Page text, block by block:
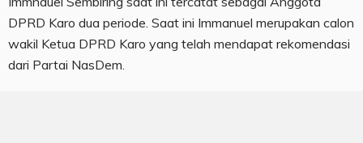
DPRD Karo dua periode. Saat ini Immanuel merupakan calon
wakil Ketua DPRD Karo yang telah mendapat rekomendasi
dari Partai NasDem.